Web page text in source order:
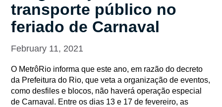
transporte público no
feriado de Carnaval
February 11, 2021
O MetrôRio informa que este ano, em razão do decreto
da Prefeitura do Rio, que veta a organização de eventos,
como desfiles e blocos, não haverá operação especial
de Carnaval. Entre os dias 13 e 17 de fevereiro, as